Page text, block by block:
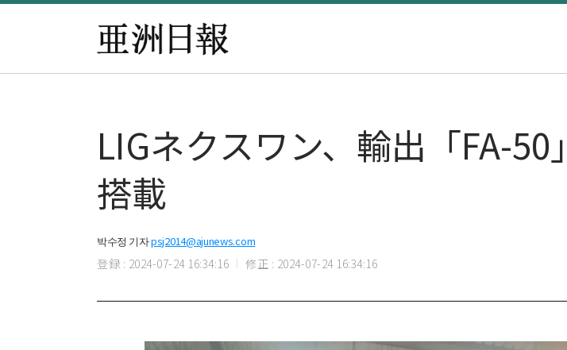
LIGネクスワン、輸出「FA-
搭載
박수정 기자psj2014@ajunews.com
登録 : 2024-07-24 16:34:16 修正 : 2024-07-24 16:34:16